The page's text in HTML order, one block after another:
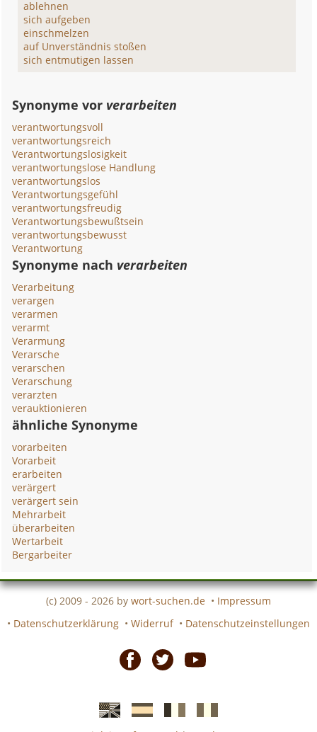
ablehnen
sich aufgeben
einschmelzen
auf Unverständnis stoßen
sich entmutigen lassen
Synonyme vor verarbeiten
verantwortungsvoll
verantwortungsreich
Verantwortungslosigkeit
verantwortungslose Handlung
verantwortungslos
Verantwortungsgefühl
verantwortungsfreudig
Verantwortungsbewußtsein
verantwortungsbewusst
Verantwortung
Synonyme nach verarbeiten
Verarbeitung
verargen
verarmen
verarmt
Verarmung
Verarsche
verarschen
Verarschung
verarzten
verauktionieren
ähnliche Synonyme
vorarbeiten
Vorarbeit
erarbeiten
verärgert
verärgert sein
Mehrarbeit
überarbeiten
Wertarbeit
Bergarbeiter
(c) 2009 - 2026 by wort-suchen.de • Impressum
• Datenschutzerklärung • Widerruf • Datenschutzeinstellungen